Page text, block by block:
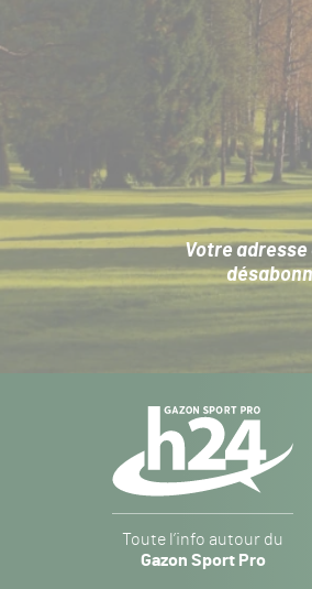
Votre adresse
Sport
Pro
Toute l’info autour du
Gazon Sport Pro